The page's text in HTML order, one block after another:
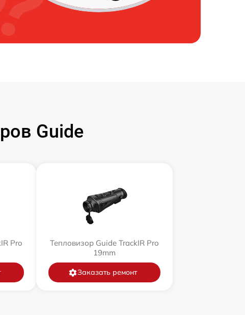
Guide
Pro
Тепловизор Guide TrackIR Pro
19mm
Заказать ремонт